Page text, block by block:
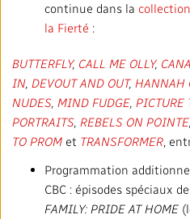
continue dans la
la Fierté :
BUTTERFLY, CALL ME OLLY,
IN DEVOUT AND OUT, HANNAH
NUDES MIND FUDGE PICTURE
PORTRAITS REBELS ON POINTE
TO PROM et TRANSFORMER ,
Programmation
CBC : épisodes spéciaux
FAMILY: PRIDE AT HOME